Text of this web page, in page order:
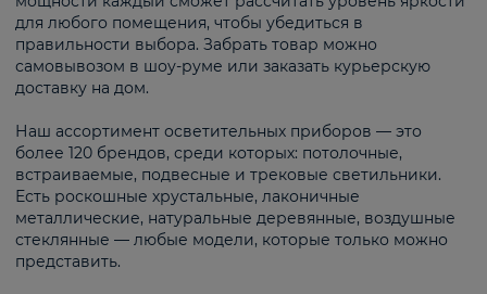
для любого помещения, чтобы убедиться в
правильности выбора. Забрать товар можно
самовывозом в шоу-руме или заказать курьерскую
доставку на дом.
Наш ассортимент осветительных приборов — это
более 120 брендов, среди которых: потолочные,
встраиваемые, подвесные и трековые светильники.
Есть роскошные хрустальные, лаконичные
металлические, натуральные деревянные, воздушные
стеклянные — любые модели, которые только можно
представить.